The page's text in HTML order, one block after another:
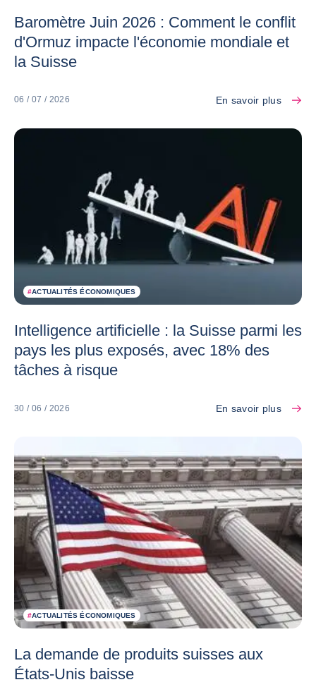
Baromètre Juin 2026 : Comment le conflit
d'Ormuz impacte l'économie mondiale et
la Suisse
06 / 07 / 2026 En savoir plus
#ACTUALITÉS ÉCONOMIQUES
Intelligence artificielle : la Suisse parmi les
pays les plus exposés, avec 18% des
tâches à risque
30 / 06 / 2026 En savoir plus
#ACTUALITÉS ÉCONOMIQUES
La demande de produits suisses aux
États-Unis baisse